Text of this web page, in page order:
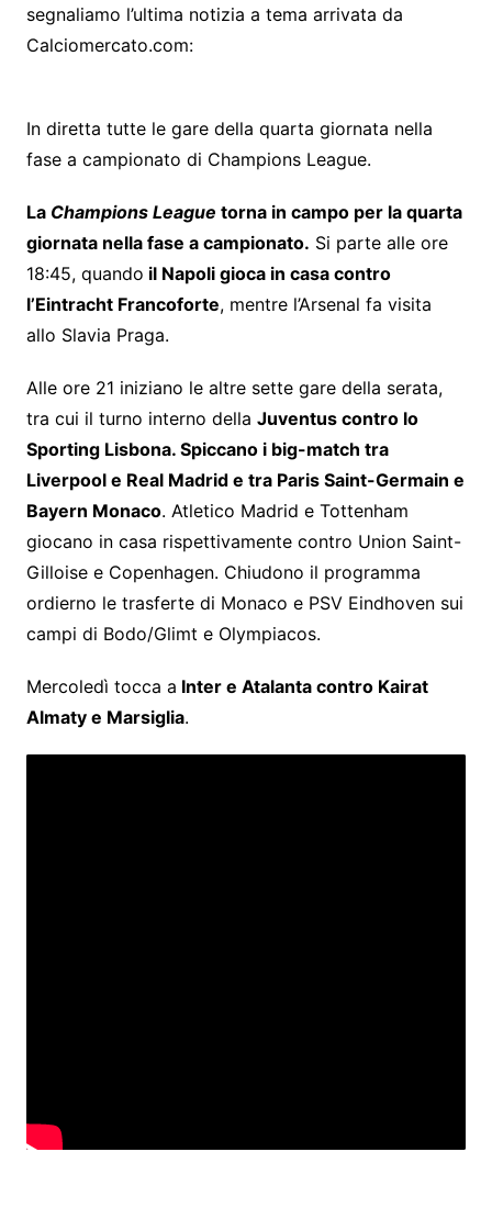
segnaliamo l’ultima notizia a tema arrivata da
Calciomercato.com:
In diretta tutte le gare della quarta giornata nella
fase a campionato di Champions League.
La Champions League torna in campo per la quarta
giornata nella fase a campionato. Si parte alle ore
18:45, quando il Napoli gioca in casa contro
l’Eintracht Francoforte, mentre l’Arsenal fa visita
allo Slavia Praga.
Alle ore 21 iniziano le altre sette gare della serata,
tra cui il turno interno della Juventus contro lo
Sporting Lisbona. Spiccano i big-match tra
Liverpool e Real Madrid e tra Paris Saint-Germain e
Bayern Monaco. Atletico Madrid e Tottenham
giocano in casa rispettivamente contro Union Saint-
Gilloise e Copenhagen. Chiudono il programma
ordierno le trasferte di Monaco e PSV Eindhoven sui
campi di Bodo/Glimt e Olympiacos.
Mercoledì tocca a Inter e Atalanta contro Kairat
Almaty e Marsiglia.